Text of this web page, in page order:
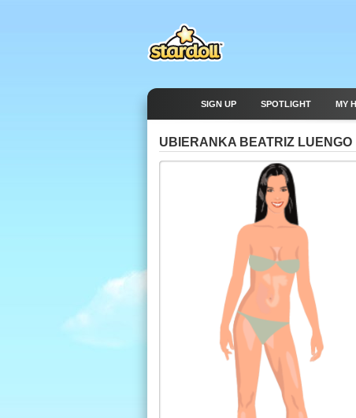
SIGN UP SPOTLIGHT MY
UBIERANKA BEATRIZ LUENGO